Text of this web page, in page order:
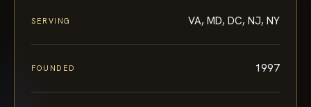
SERVING VA, MD, DC, NJ, NY
FOUNDED 1997